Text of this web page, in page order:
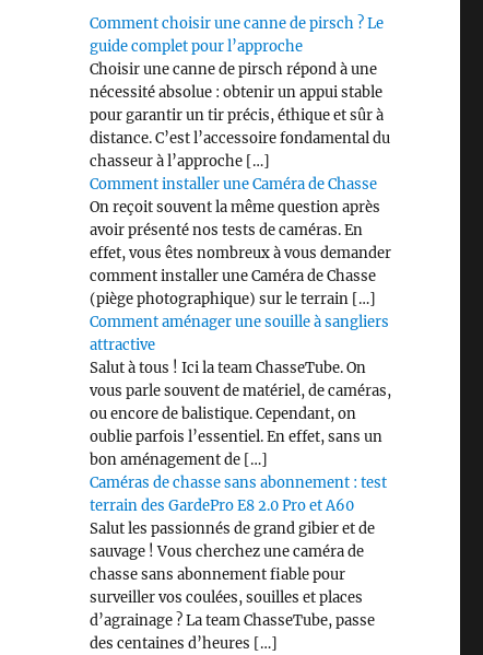
Comment choisir une canne de pirsch ? Le
guide complet pour l’approche
Choisir une canne de pirsch répond à une
nécessité absolue : obtenir un appui stable
pour garantir un tir précis, éthique et sûr à
distance. C’est l’accessoire fondamental du
chasseur à l’approche […]
Comment installer une Caméra de Chasse
On reçoit souvent la même question après
avoir présenté nos tests de caméras. En
effet, vous êtes nombreux à vous demander
comment installer une Caméra de Chasse
(piège photographique) sur le terrain […]
Comment aménager une souille à sangliers
attractive
Salut à tous ! Ici la team ChasseTube. On
vous parle souvent de matériel, de caméras,
ou encore de balistique. Cependant, on
oublie parfois l’essentiel. En effet, sans un
bon aménagement de […]
Caméras de chasse sans abonnement : test
terrain des GardePro E8 2.0 Pro et A60
Salut les passionnés de grand gibier et de
sauvage ! Vous cherchez une caméra de
chasse sans abonnement fiable pour
surveiller vos coulées, souilles et places
d’agrainage ? La team ChasseTube, passe
des centaines d’heures […]